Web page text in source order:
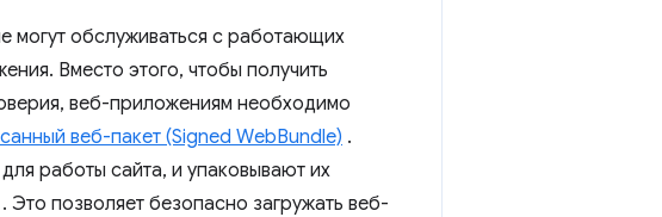
могут обслуживаться с работающих
Вместо этого, чтобы получить
веб-приложениям необходимо
веб-пакет (Signed WebBundle) .
работы сайта, и упаковывают их
. Это позволяет безопасно загружать веб-